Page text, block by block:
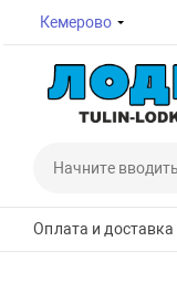
Кемерово
Оплата и доставка